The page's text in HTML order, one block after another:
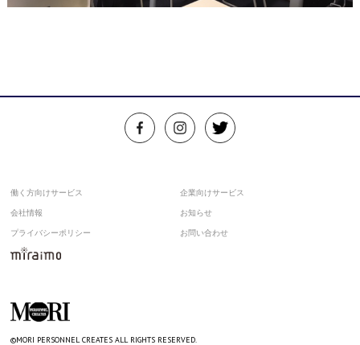
働く方向けサービス 企業向けサービス
会社情報 お知らせ
プライバシーポリシー お問い合わせ
©MORI PERSONNEL CREATES ALL RIGHTS RESERVED.